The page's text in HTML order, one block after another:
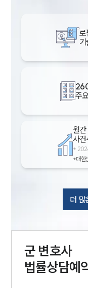
로
주
월간
사건
*
*대한
더 많
군 변호사
법률상담예